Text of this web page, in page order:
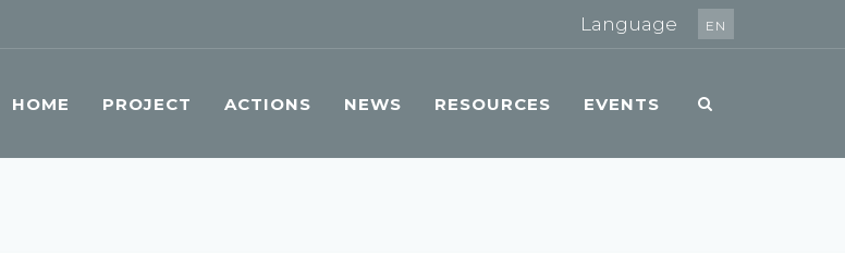
Language EN
HOME PROJECT ACTIONS NEWS RESOURCES EVENTS